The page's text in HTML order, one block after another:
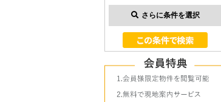
さらに条件を選択